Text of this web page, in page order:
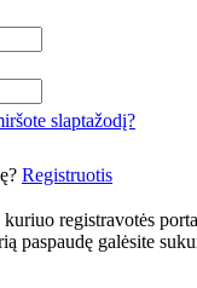
slaptažodį?
Registruotis
registravotės
paspaudę galėsite